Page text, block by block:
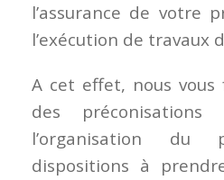
l’assurance de votre
l’exécution de travaux
A cet effet, nous vous
des
l’organisation
dispositions à